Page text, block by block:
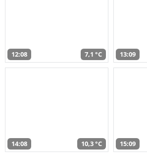
12:08 7,1 °C 13:09
14:08 10,3 °C 15:09